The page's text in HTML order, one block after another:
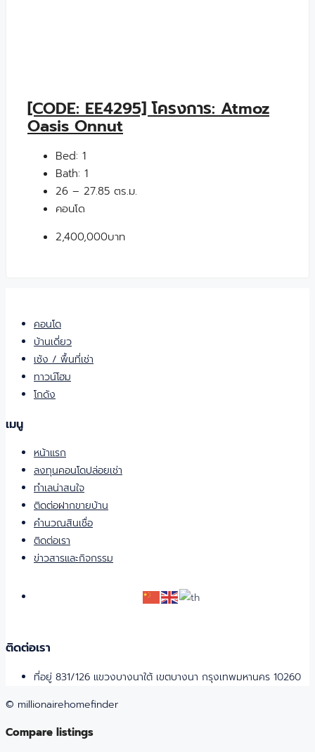
[CODE: EE4295] โครงการ: Atmoz
Oasis Onnut
Bed: 1
Bath: 1
26 – 27.85 ตร.ม.
คอนโด
2,400,000บาท
คอนโด
บ้านเดี่ยว
เซ้ง / พื้นที่เช่า
ทาวน์โฮม
โกดัง
เมนู
หน้าแรก
ลงทุนคอนโดปล่อยเช่า
ทำเลน่าสนใจ
ติดต่อฝากขายบ้าน
คำนวณสินเชื่อ
ติดต่อเรา
ข่าวสารและกิจกรรม
ติดต่อเรา
ที่อยู่ 831/126 แขวงบางนาใต้ เขตบางนา กรุงเทพมหานคร 10260
© millionairehomefinder
Compare listings